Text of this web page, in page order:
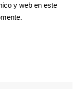
y web en este